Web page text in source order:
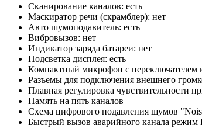
Сканирование каналов: есть
Маскиратор речи (скрамблер): нет
Авто шумоподавитель: есть
Вибровызов: нет
Индикатор заряда батареи: нет
Подсветка дисплея: есть
Компактный микрофон с переключателем
Разъемы для подключения внешнего
Плавная регулировка чувствительности
Память на пять каналов
Схема цифрового подавления шумов
Быстрый вызов аварийного канала